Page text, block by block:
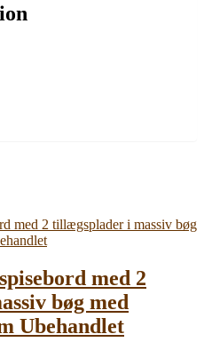
med 2
bøg med
Ubehandlet